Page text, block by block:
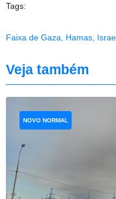
Tags:
Faixa de Gaza Hamas
Veja também
NOVO NORMAL